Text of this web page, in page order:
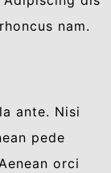
nam.
ante. Nisi
pede
orci